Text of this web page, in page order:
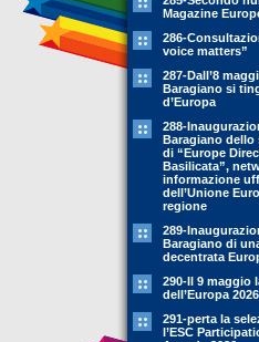
Magazine
286-
voice matters”
287-Dall’8
Baragiano si
d’Europa
288-
Baragiano dello
di “Europe
Basilicata”,
informazione
dell’Unione
regione
289-
Baragiano di
decentrata
290-Il 9 maggio
dell’Europa 2026
291-perta la
l’ESC